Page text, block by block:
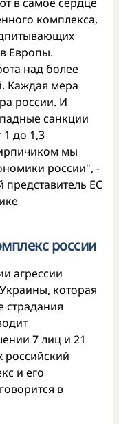
комплекса,
Европы.
над более
Каждая мера
россии. И
санкции
до 1,3
мы
россии", -
ЕС
россии
агрессии
которая
страдания
7 лиц и 21
и его
в